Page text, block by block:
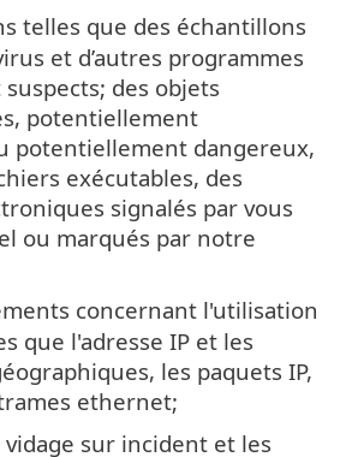
telles que des échantillons
et d’autres programmes
des objets
potentiellement
potentiellement dangereux,
exécutables, des
signalés par vous
ou marqués par notre
concernant l'utilisation
que l'adresse IP et les
les paquets IP,
ethernet;
sur incident et les